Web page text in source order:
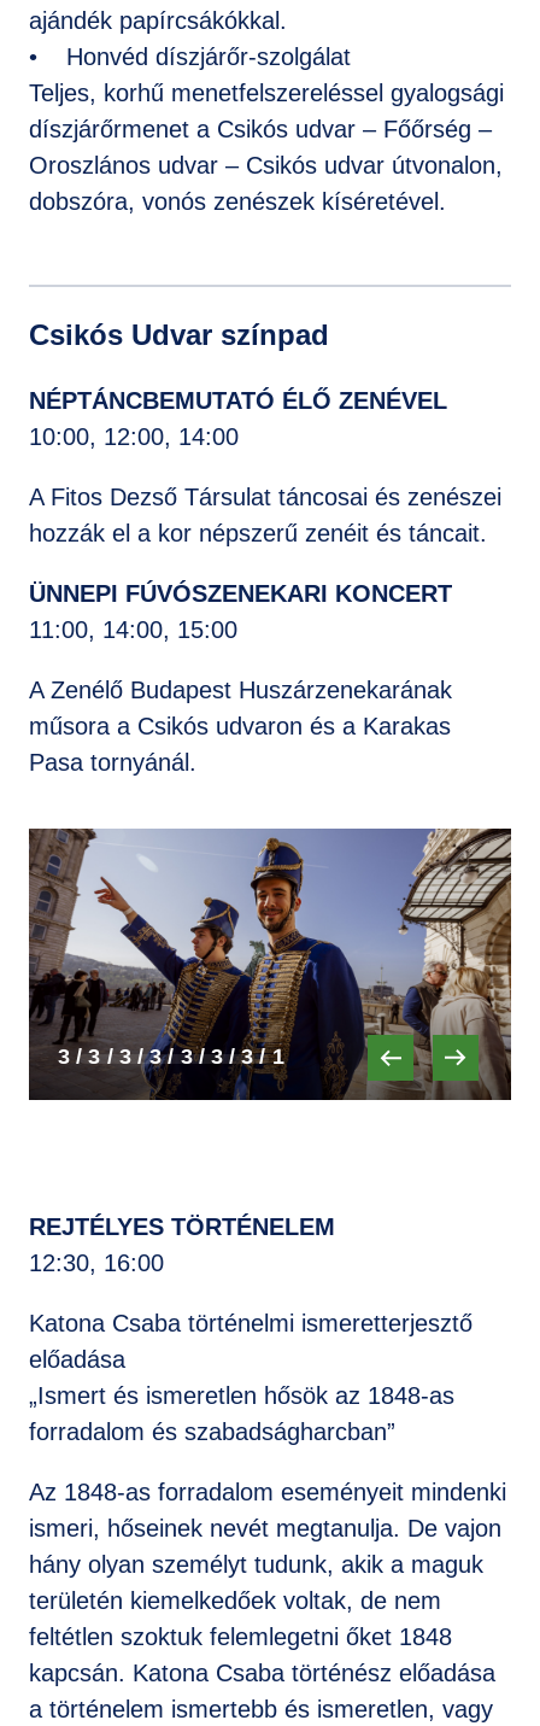
ajándék papírcsákókkal.
• Honvéd díszjárőr-szolgálat
Teljes, korhű menetfelszereléssel gyalogsági
díszjárőrmenet a Csikós udvar – Főőrség –
Oroszlános udvar – Csikós udvar útvonalon,
dobszóra, vonós zenészek kíséretével.
Csikós Udvar színpad
NÉPTÁNCBEMUTATÓ ÉLŐ ZENÉVEL
10:00, 12:00, 14:00
A Fitos Dezső Társulat táncosai és zenészei
hozzák el a kor népszerű zenéit és táncait.
ÜNNEPI FÚVÓSZENEKARI KONCERT
11:00, 14:00, 15:00
A Zenélő Budapest Huszárzenekarának
műsora a Csikós udvaron és a Karakas
Pasa tornyánál.
3 /3 /3 /3 /3 /3 /3 /1
REJTÉLYES TÖRTÉNELEM
12:30, 16:00
Katona Csaba történelmi ismeretterjesztő
előadása
„Ismert és ismeretlen hősök az 1848-as
forradalom és szabadságharcban”
Az 1848-as forradalom eseményeit mindenki
ismeri, hőseinek nevét megtanulja. De vajon
hány olyan személyt tudunk, akik a maguk
területén kiemelkedőek voltak, de nem
feltétlen szoktuk felemlegetni őket 1848
kapcsán. Katona Csaba történész előadása
a történelem ismertebb és ismeretlen, vagy